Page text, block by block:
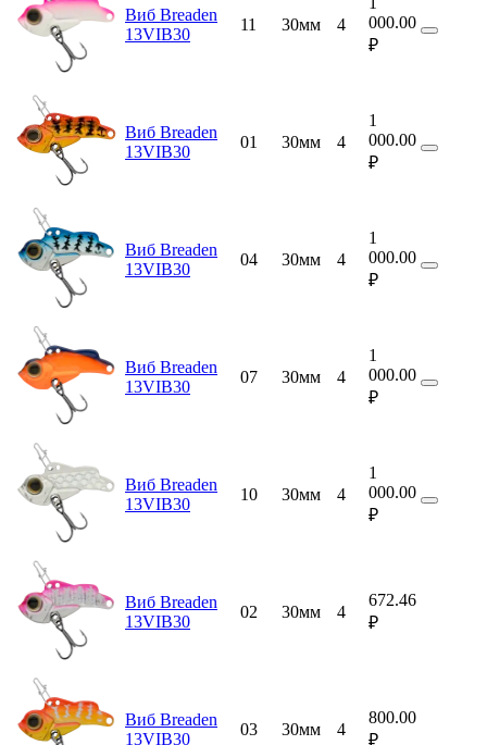
Виб Breaden
13VIB30
11 30мм 4
000.00
₽
Виб Breaden
13VIB30
01 30мм 4
1
000.00
₽
Виб Breaden
13VIB30
04 30мм 4
1
000.00
₽
Виб Breaden
13VIB30
07 30мм 4
1
000.00
₽
Виб Breaden
13VIB30
10 30мм 4
1
000.00
₽
Виб Breaden
13VIB30
02 30мм 4
672.46
₽
Виб Breaden
13VIB30
03 30мм 4
800.00
₽